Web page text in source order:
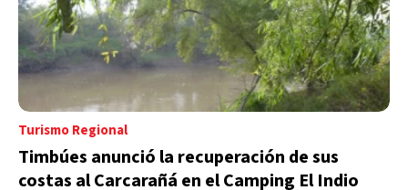
Turismo Regional
Timbúes anunció la recuperación de sus
costas al Carcarañá en el Camping El Indio